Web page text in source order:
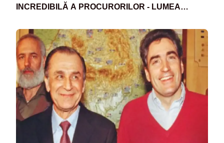
INCREDIBILĂ A PROCURORILOR - LUMEA